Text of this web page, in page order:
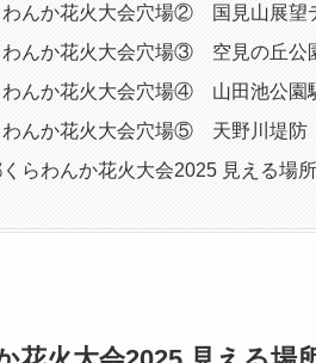
わんか花火大会穴場② 国見山展望
わんか花火大会穴場③ 空見の丘公
わんか花火大会穴場④ 山田池公園
わんか花火大会穴場⑤ 天野川堤防
くらわんか花火大会2025 見える場